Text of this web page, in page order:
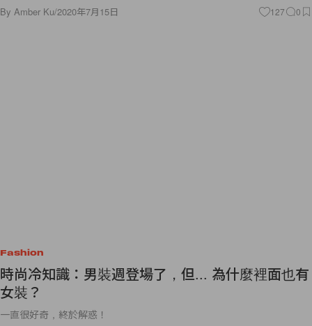
By Amber Ku/2020年7月15日 127 0
Fashion
時尚冷知識：男裝週登場了，但... 為什麼裡面也有
女裝？
一直很好奇，終於解惑！